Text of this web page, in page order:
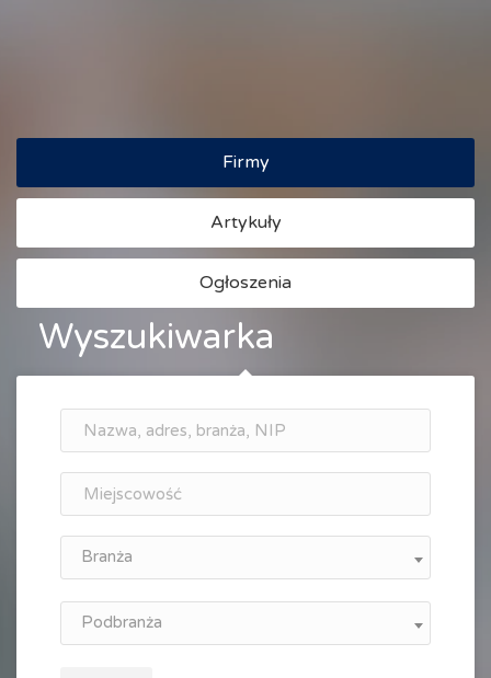
Firmy
Artykuły
Ogłoszenia
Wyszukiwarka
Branża
Podbranża